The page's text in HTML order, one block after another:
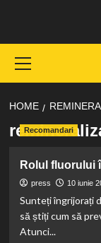
content
Menu
HOME
Recomandari
Rolul fluorului
press 10 iunie
Sunteți îngrijorați
să știți cum să
Atunci...